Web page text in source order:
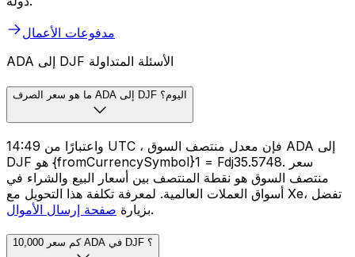
مدفوعات الأعمال
ADA إلى DJF الأسئلة المتداولة
ما هو سعر الصرف ADA إلى DJF اليوم؟
واعتبارًا من 14:49 UTC ، فإن معدل منتصف السوق ADA إلى
DJF هو {fromCurrencySymbol}1 = Fdj35.5748. سعر
منتصف السوق هو نقطة المنتصف بين أسعار البيع والشراء في
أسواق العملات العالمية. لمعرفة تكلفة هذا التحويل مع Xe، تفضل
بزيارة صفحة إرسال الأموال .
كم سعر 10,000 ADA في DJF ؟